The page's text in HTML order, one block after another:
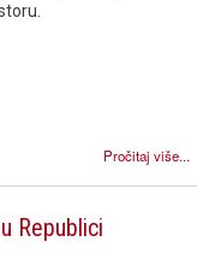
Pročitaj više...
Republici